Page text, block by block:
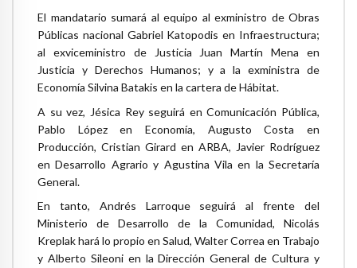
El mandatario sumará al equipo al exministro de Obras
Públicas nacional Gabriel Katopodis en Infraestructura;
al exviceministro de Justicia Juan Martín Mena en
Justicia y Derechos Humanos; y a la exministra de
Economía Silvina Batakis en la cartera de Hábitat.
A su vez, Jésica Rey seguirá en Comunicación Pública,
Pablo López en Economía, Augusto Costa en
Producción, Cristian Girard en ARBA, Javier Rodríguez
en Desarrollo Agrario y Agustina Vila en la Secretaría
General.
En tanto, Andrés Larroque seguirá al frente del
Ministerio de Desarrollo de la Comunidad, Nicolás
Kreplak hará lo propio en Salud, Walter Correa en Trabajo
y Alberto Sileoni en la Dirección General de Cultura y